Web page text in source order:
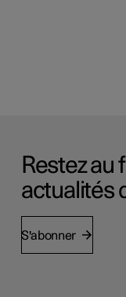
Restez au
actualités
S'abonner